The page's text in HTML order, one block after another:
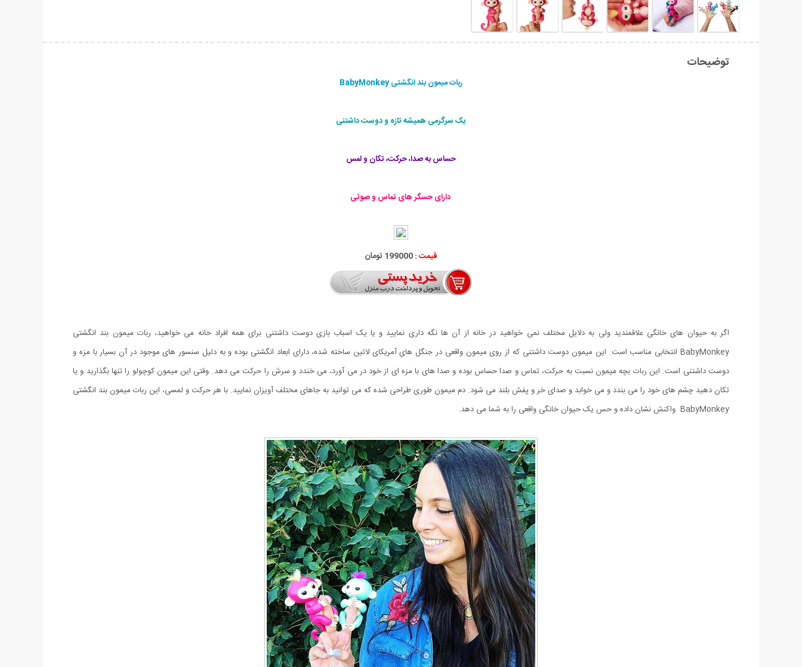
توضیحات
ربات میمون بند انگشتی BabyMonkey
یک سرگرمی همیشه تازه و دوست داشتنی
حساس به صدا، حرکت، تکان و لمس
دارای حسگر های تماس و صوتی
قیمت :199000 تومان
اگر به حیوان های خانگی علاقمندید ولی به دلایل مختلف نمی خواهید در خانه از آن ها نگه داری نمایید و یا یک اسباب بازی دوست داشتنی برای همه افراد خانه می خواهید، ربات میمون بند انگشتی
BabyMonkey انتخابی مناسب است. این میمون دوست داشتنی که از روی میمون واقعی در جنگل های آمریکای لاتین ساخته شده، دارای ابعاد انگشتی بوده و به دلیل سنسور های موجود در آن بسیار با مزه و
دوست داشتنی است. این ربات بچه میمون نسبت به حرکت، تماس و صدا حساس بوده و صدا های با مزه ای از خود در می آورد، می خندد و سرش را حرکت می دهد. وقتی این میمون کوچولو را تنها بگذارید و یا
تکان دهید چشم های خود را می بندد و می خوابد و صدای خر و پفش بلند می شود. دم میمون طوری طراحی شده که می توانید به جاهای مختلف آویزان نمایید. با هر حرکت و لمسی، این ربات میمون بند انگشتی
BabyMonkey واکنش نشان داده و حس یک حیوان خانگی واقعی را به شما می دهد.